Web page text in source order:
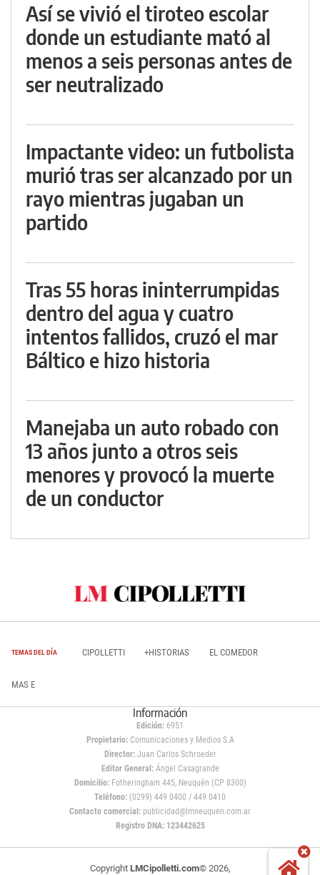
Así se vivió el tiroteo escolar
donde un estudiante mató al
menos a seis personas antes de
ser neutralizado
Impactante video: un futbolista
murió tras ser alcanzado por un
rayo mientras jugaban un
partido
Tras 55 horas ininterrumpidas
dentro del agua y cuatro
intentos fallidos, cruzó el mar
Báltico e hizo historia
Manejaba un auto robado con
13 años junto a otros seis
menores y provocó la muerte
de un conductor
TEMAS DEL DÍA CIPOLLETTI +HISTORIAS EL COMEDOR
MAS E
Información
Edición: 6951
Propietario:Comunicaciones y Medios S.A
Director: Juan Carlos Schroeder
Editor General:Ángel Casagrande
Domicilio:Fotheringham 445, Neuquén (CP 8300)
Teléfono: (0299) 449 0400 / 449 0410
Contacto comercial: publicidad@lmneuquen.com.ar
Registro DNA: 123442625
Copyright LMCipolletti.com© 2026,